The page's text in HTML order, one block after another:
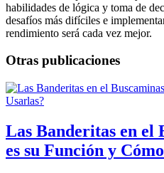
habilidades de lógica y toma de
desafíos más difíciles e
rendimiento será cada vez mejor.
Otras publicaciones
Las Banderitas en el
es su Función y